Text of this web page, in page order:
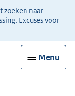
zoeken naar
Excuses voor
Menu